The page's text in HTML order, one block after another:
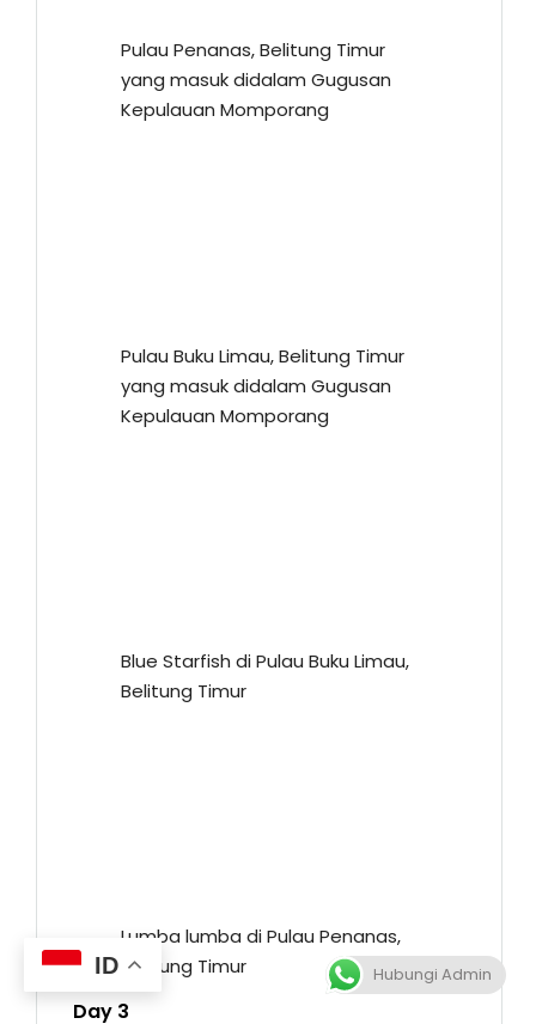
Pulau Penanas, Belitung Timur
yang masuk didalam Gugusan
Kepulauan Momporang
Pulau Buku Limau, Belitung Timur
yang masuk didalam Gugusan
Kepulauan Momporang
Blue Starfish di Pulau Buku Limau,
Belitung Timur
Lumba lumba di Pulau Penanas,
Belitung Timur
Day 3
ID Hubungi Admin